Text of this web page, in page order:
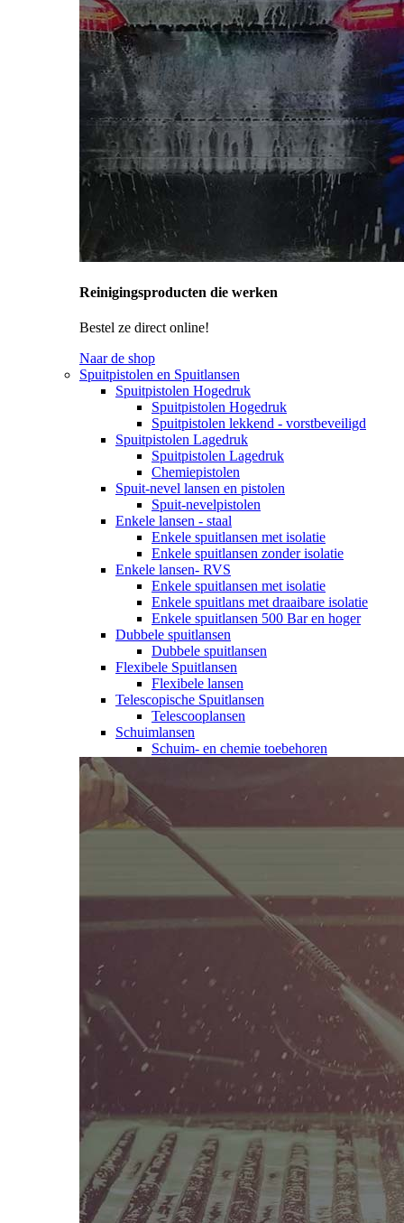
Reinigingsproducten die werken
Bestel ze direct online!
Naar de shop
Spuitpistolen en Spuitlansen
Spuitpistolen Hogedruk
Spuitpistolen Hogedruk
Spuitpistolen lekkend - vorstbeveiligd
Spuitpistolen Lagedruk
Spuitpistolen Lagedruk
Chemiepistolen
Spuit-nevel lansen en pistolen
Spuit-nevelpistolen
Enkele lansen - staal
Enkele spuitlansen met isolatie
Enkele spuitlansen zonder isolatie
Enkele lansen- RVS
Enkele spuitlansen met isolatie
Enkele spuitlans met draaibare isolatie
Enkele spuitlansen 500 Bar en hoger
Dubbele spuitlansen
Dubbele spuitlansen
Flexibele Spuitlansen
Flexibele lansen
Telescopische Spuitlansen
Telescooplansen
Schuimlansen
Schuim- en chemie toebehoren